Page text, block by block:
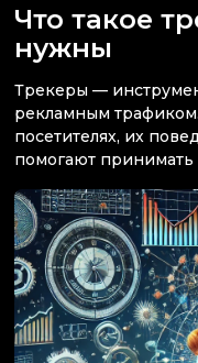
Что такое
нужны
Трекеры —
рекламным
посетителях, их
помогают